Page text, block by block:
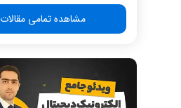
مشاهده تمامی مقالات